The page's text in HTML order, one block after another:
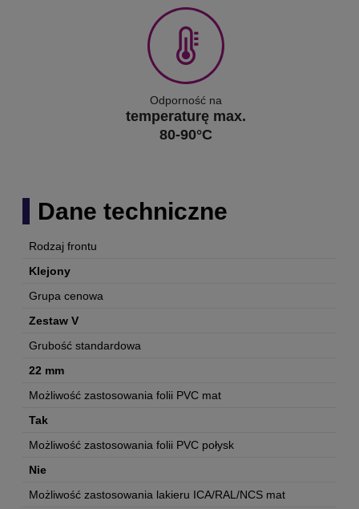
Odporność na
temperaturę max.
80-90°C
Dane techniczne
Rodzaj frontu
Klejony
Grupa cenowa
Zestaw V
Grubość standardowa
22 mm
Możliwość zastosowania folii PVC mat
Tak
Możliwość zastosowania folii PVC połysk
Nie
Możliwość zastosowania lakieru ICA/RAL/NCS mat